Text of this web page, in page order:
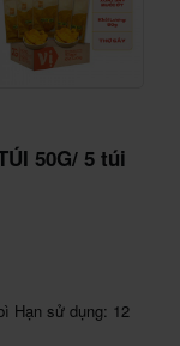
50G/ 5 túi